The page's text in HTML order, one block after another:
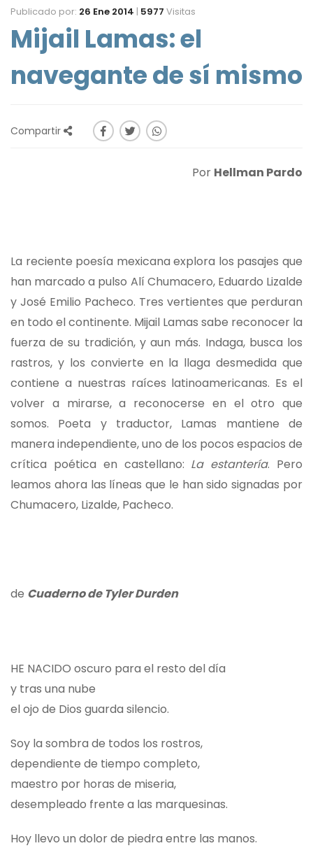
Publicado por: 26 Ene 2014 | 5977 Visitas
Mijail Lamas: el
navegante de sí mismo
Compartir
Por Hellman Pardo
La reciente poesía mexicana explora los pasajes que
han marcado a pulso Alí Chumacero, Eduardo Lizalde
y José Emilio Pacheco. Tres vertientes que perduran
en todo el continente. Mijail Lamas sabe reconocer la
fuerza de su tradición, y aun más. Indaga, busca los
rastros, y los convierte en la llaga desmedida que
contiene a nuestras raíces latinoamericanas. Es el
volver a mirarse, a reconocerse en el otro que
somos. Poeta y traductor, Lamas mantiene de
manera independiente, uno de los pocos espacios de
crítica poética en castellano: La estantería. Pero
leamos ahora las líneas que le han sido signadas por
Chumacero, Lizalde, Pacheco.
de Cuaderno de Tyler Durden
HE NACIDO oscuro para el resto del día
y tras una nube
el ojo de Dios guarda silencio.
Soy la sombra de todos los rostros,
dependiente de tiempo completo,
maestro por horas de miseria,
desempleado frente a las marquesinas.
Hoy llevo un dolor de piedra entre las manos.